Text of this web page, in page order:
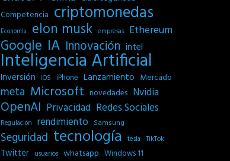
Competencia criptomonedas
Economia elon musk empresas Ethereum
Google IA Innovación intel
Inteligencia Artificial
Inversión iOS iPhone Lanzamiento Mercado
meta Microsoft novedades Nvidia
OpenAI Privacidad Redes Sociales
Regulación rendimiento Samsung
Seguridad tecnología tesla TikTok
Twitter usuarios whatsapp Windows 11